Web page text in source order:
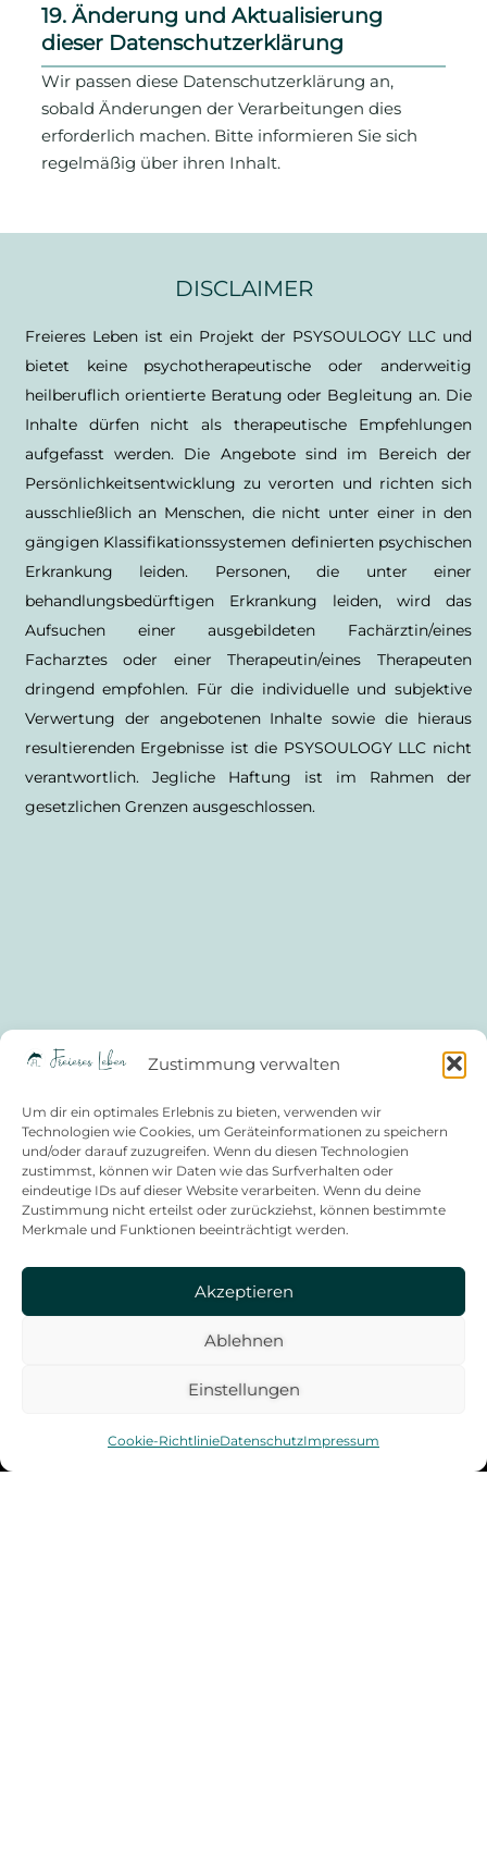
Zustimmung verwalten
Um dir ein optimales Erlebnis zu bieten, verwenden wir
Technologien wie Cookies, um Geräteinformationen zu speichern
und/oder darauf zuzugreifen. Wenn du diesen Technologien
zustimmst, können wir Daten wie das Surfverhalten oder
eindeutige IDs auf dieser Website verarbeiten. Wenn du deine
Zustimmung nicht erteilst oder zurückziehst, können bestimmte
Merkmale und Funktionen beeinträchtigt werden.
Akzeptieren
Ablehnen
Einstellungen
Cookie-RichtlinieDatenschutzImpressum
19. Änderung und Aktualisierung
dieser Datenschutzerklärung
Wir passen diese Datenschutzerklärung an,
sobald Änderungen der Verarbeitungen dies
erforderlich machen. Bitte informieren Sie sich
regelmäßig über ihren Inhalt.
DISCLAIMER
Freieres Leben ist ein Projekt der PSYSOULOGY LLC und
bietet keine psychotherapeutische oder anderweitig
heilberuflich orientierte Beratung oder Begleitung an. Die
Inhalte dürfen nicht als therapeutische Empfehlungen
aufgefasst werden. Die Angebote sind im Bereich der
Persönlichkeitsentwicklung zu verorten und richten sich
ausschließlich an Menschen, die nicht unter einer in den
gängigen Klassifikationssystemen definierten psychischen
Erkrankung leiden. Personen, die unter einer
behandlungsbedürftigen Erkrankung leiden, wird das
Aufsuchen einer ausgebildeten Fachärztin/eines
Facharztes oder einer Therapeutin/eines Therapeuten
dringend empfohlen. Für die individuelle und subjektive
Verwertung der angebotenen Inhalte sowie die hieraus
resultierenden Ergebnisse ist die PSYSOULOGY LLC nicht
verantwortlich. Jegliche Haftung ist im Rahmen der
gesetzlichen Grenzen ausgeschlossen.
IMPRESSUM AGB
Datenschutz